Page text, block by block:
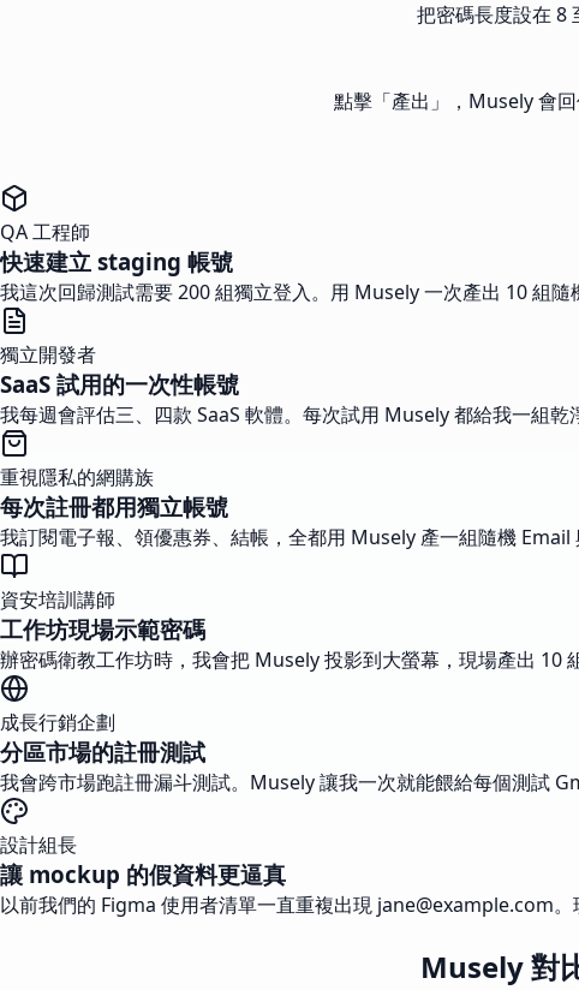
把密碼長度設在 8
點擊「產出」，Musely 會
QA 工程師
快速建立 staging 帳號
我這次回歸測試需要 200 組獨立登入。用 Musely 一次產出 10 組
獨立開發者
SaaS 試用的一次性帳號
我每週會評估三、四款 SaaS 軟體。每次試用 Musely 都給我一組
重視隱私的網購族
每次註冊都用獨立帳號
我訂閱電子報、領優惠券、結帳，全都用 Musely 產一組隨機 Email
資安培訓講師
工作坊現場示範密碼
辦密碼衛教工作坊時，我會把 Musely 投影到大螢幕，現場產出 10
成長行銷企劃
分區市場的註冊測試
我會跨市場跑註冊漏斗測試。Musely 讓我一次就能餵給每個測試
設計組長
讓 mockup 的假資料更逼真
以前我們的 Figma 使用者清單一直重複出現 jane@example.com。
Musely 對